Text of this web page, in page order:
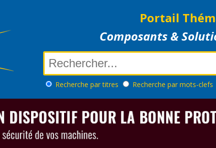
Portail
Composants &
Recherche par titres Recherche par mots-clefs